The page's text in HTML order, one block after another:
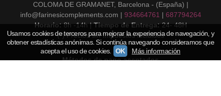
COLOMA DE GRAMANET, Barcelona - (España) |
info@farinesicomplements.com | 934664761 | 687794264
Horario: 8h -14h | Tiempo de Entrega: 24- 48H
(*) Precios sin Impuestos incluidos
Métodos de pago aceptados
Usamos cookies de terceros para mejorar la experiencia de navegación, y
obtener estadísticas anónimas. Si continúa navegando consideramos que
acepta el uso de cookies.
OK Más información